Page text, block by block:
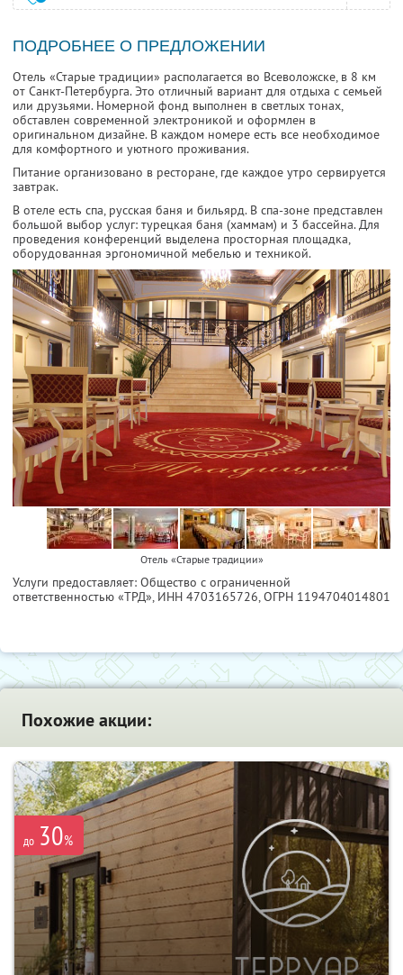
ПОДРОБНЕЕ О ПРЕДЛОЖЕНИИ
Отель «Старые традиции» располагается во Всеволожске, в 8 км
от Санкт-Петербурга. Это отличный вариант для отдыха с семьей
или друзьями. Номерной фонд выполнен в светлых тонах,
обставлен современной электроникой и оформлен в
оригинальном дизайне. В каждом номере есть все необходимое
для комфортного и уютного проживания.
Питание организовано в ресторане, где каждое утро сервируется
завтрак.
В отеле есть спа, русская баня и бильярд. В спа-зоне представлен
большой выбор услуг: турецкая баня (хаммам) и 3 бассейна. Для
проведения конференций выделена просторная площадка,
оборудованная эргономичной мебелью и техникой.
Отель «Старые традиции»
Услуги предоставляет: Общество с ограниченной
ответственностью «ТРД», ИНН 4703165726, ОГРН 1194704014801
Похожие акции:
до 30%